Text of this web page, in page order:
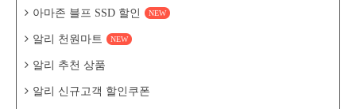
아마존 블프 SSD 할인 NEW
알리 천원마트 NEW
알리 추천 상품
알리 신규고객 할인쿠폰